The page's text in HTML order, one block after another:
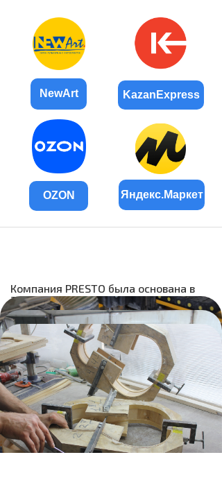
NewArt KazanExpress
OZON Яндекс.Маркет
Компания PRESTO была основана в
2018 году на территории Российской
Федерации в городе Ижевске. Presto
- это музыкальные инструменты из
натуральной древесины, созданные
руками опытных мастеров.
За долгий период совместной работы
с ведущими производителями и
брендами музыкальных
инструментов по всему миру, а также
с музыкальными коллективами,
музыкантами и педагогами,
основатели бренда Presto накопили
большой опыт и обширную базу